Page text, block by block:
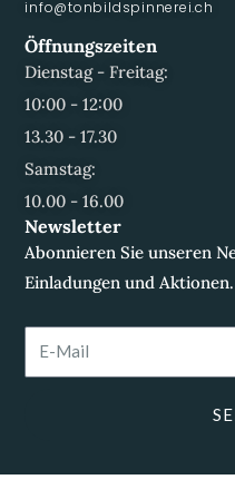
info@tonbildspinnerei.ch
Öffnungszeiten
Dienstag - Freitag:
10:00 - 12:00
13.30 - 17.30
Samstag:
10.00 - 16.00
Newsletter
Abonnieren Sie unseren
Einladungen und Aktionen.